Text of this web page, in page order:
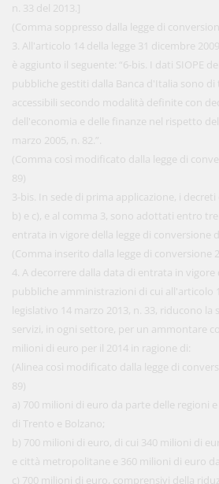
n. 33 del 2013.]
(Comma soppresso dalla legge di
3. All'articolo 14 della legge 31 dicembre
è aggiunto il seguente: “6-bis. I dati SIOPE
pubbliche gestiti dalla Banca d'Italia sono
accessibili secondo modalità definite con
dell'economia e delle finanze nel rispetto
marzo 2005, n. 82.”.
(Comma così modificato dalla legge di
89)
3-bis. In sede di prima applicazione, i
b) e c), e al comma 3, sono adottati entro
entrata in vigore della legge di conversione
(Comma inserito dalla legge di conversione
4. A decorrere dalla data di entrata in
pubbliche amministrazioni di cui all'articolo
legislativo 14 marzo 2013, n. 33, riducono la
servizi, in ogni settore, per un ammontare
milioni di euro per il 2014 in ragione di:
(Alinea così modificato dalla legge di
89)
a) 700 milioni di euro da parte delle regioni
di Trento e Bolzano;
b) 700 milioni di euro, di cui 340 milioni di
e città metropolitane e 360 milioni di euro
c) 700 milioni di euro, comprensivi della